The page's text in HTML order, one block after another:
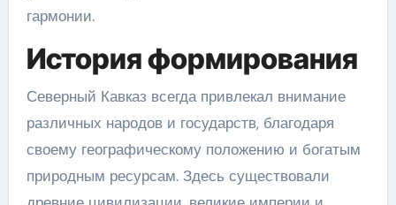
гармонии.
История формирования
Северный Кавказ всегда привлекал внимание
различных народов и государств, благодаря
своему географическому положению и богатым
природным ресурсам. Здесь существовали